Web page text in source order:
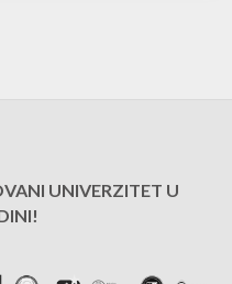
UNIVERZITET U